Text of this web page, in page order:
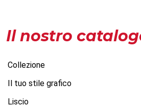
Il nostro
Collezione
Il tuo stile grafico
Liscio